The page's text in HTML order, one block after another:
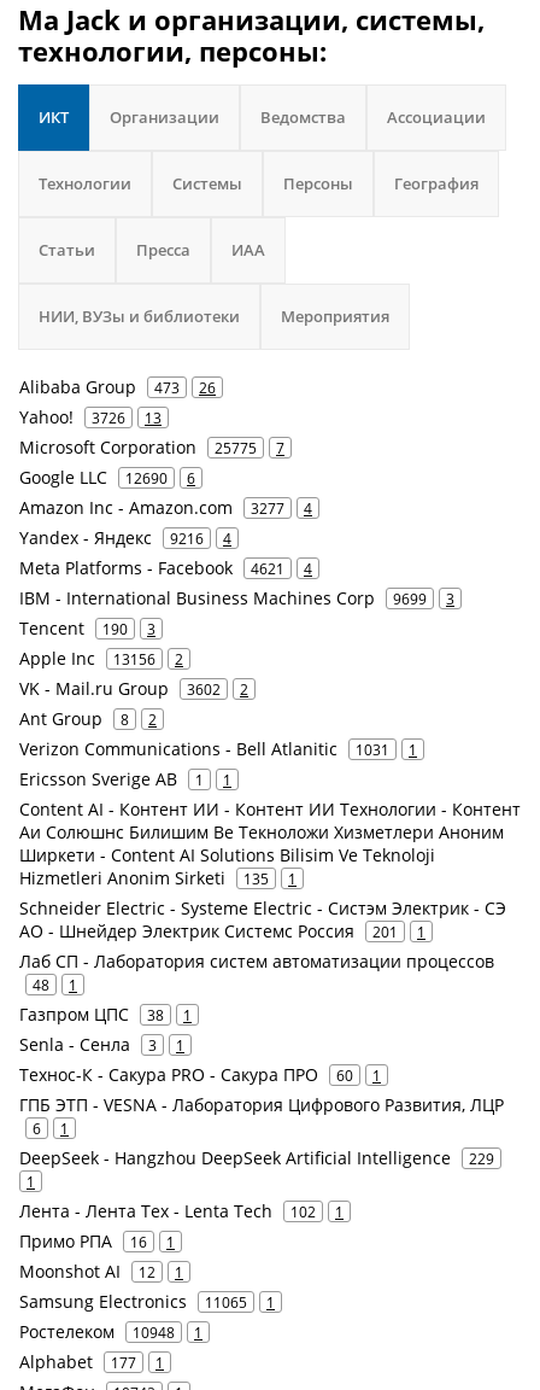
Ma Jack и организации, системы,
технологии, персоны:
ИКТ Организации Ведомства Ассоциации
Технологии Системы Персоны География
Статьи Пресса ИАА
НИИ, ВУЗы и библиотеки Мероприятия
Alibaba Group 473 26
Yahoo! 3726 13
Microsoft Corporation 25775 7
Google LLC 12690 6
Amazon Inc - Amazon.com 3277 4
Yandex - Яндекс 9216 4
Meta Platforms - Facebook 4621 4
IBM - International Business Machines Corp 9699 3
Tencent 190 3
Apple Inc 13156 2
VK - Mail.ru Group 3602 2
Ant Group 8 2
Verizon Communications - Bell Atlanitic 1031 1
Ericsson Sverige AB 1 1
Content AI - Контент ИИ - Контент ИИ Технологии - Контент
Аи Солюшнс Билишим Ве Текноложи Хизметлери Аноним
Ширкети - Content AI Solutions Bilisim Ve Teknoloji
Hizmetleri Anonim Sirketi
135 1
Schneider Electric - Systeme Electric - Систэм Электрик - СЭ
АО - Шнейдер Электрик Системс Россия
201 1
Лаб СП - Лаборатория систем автоматизации процессов
48 1
Газпром ЦПС 38 1
Senla - Сенла 3 1
Технос-К - Сакура PRO - Сакура ПРО 60 1
ГПБ ЭТП - VESNA - Лаборатория Цифрового Развития, ЛЦР
6 1
DeepSeek - Hangzhou DeepSeek Artificial Intelligence
229
1
Лента - Лента Тех - Lenta Tech 102 1
Примо РПА 16 1
Moonshot AI 12 1
Samsung Electronics 11065 1
Ростелеком 10948 1
Alphabet 177 1